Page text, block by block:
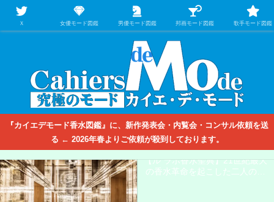
【映画/音楽の中のファッション＆香水】を徹底的に分析するファッション＆ア
パレル業界人のための学習サイト
『カイエデモード香水図鑑』に、新作発表会・内覧会・コンサル依頼を送
る ← 2026年春よりご依頼が殺到しております。
【ル ラボ香水聖典】21世紀最大
の香水革命を起こした二人の男
Ｘ 女優モード図鑑 男優モード図鑑 邦画モード図鑑 歌手モード図鑑